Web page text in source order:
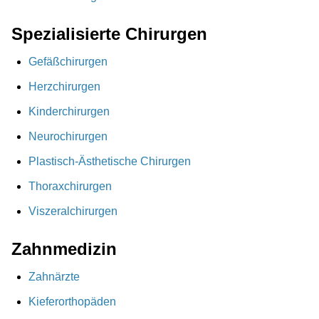
Spezialisierte Chirurgen
Gefäßchirurgen
Herzchirurgen
Kinderchirurgen
Neurochirurgen
Plastisch-Ästhetische Chirurgen
Thoraxchirurgen
Viszeralchirurgen
Zahnmedizin
Zahnärzte
Kieferorthopäden